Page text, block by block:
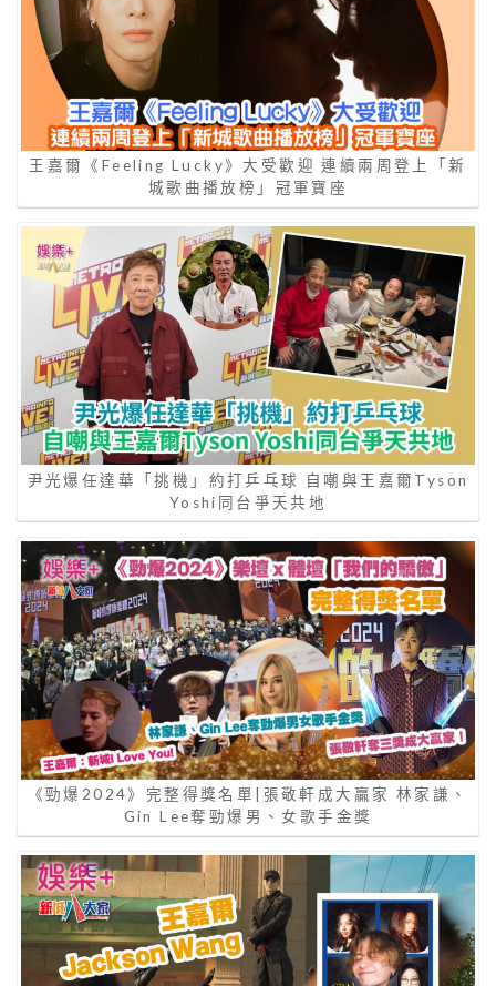
王嘉爾《Feeling Lucky》大受歡迎 連續兩周登上「新
城歌曲播放榜」冠軍寶座
尹光爆任達華「挑機」約打乒乓球 自嘲與王嘉爾Tyson
Yoshi同台爭天共地
《勁爆2024》完整得獎名單|張敬軒成大贏家 林家謙、
Gin Lee奪勁爆男、女歌手金獎